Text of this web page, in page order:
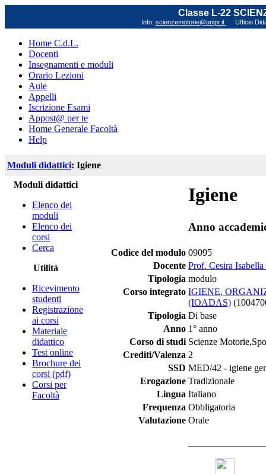
Classe L-22
Info: scienzemotorie@unipr.it Ufficio
Home C.d.L.
Docenti
Insegnamenti e moduli
Orario Lezioni
Aule
Appelli
Iscrizione Esami
Appost@ per te
Home Generale Facoltà
Help
Moduli didattici: Igiene
Moduli didattici
Elenco dei
moduli
Elenco dei
corsi
Cerca
Utilità
Ricevimento
studenti
Registrazione
ai corsi
Materiale
didattico
Test online
Brochure dei
corsi (pdf)
Corsi per
Facoltà
Igiene
Anno
Codice del modulo 09095
Docente Prof. Cesira
Tipologia modulo
Corso integrato IGIENE,
(IOADAS)
Tipologia Di base
Anno 1° anno
Corso di studi Scienze
Crediti/Valenza 2
SSD MED/42 - igiene
Erogazione Tradizionale
Lingua Italiano
Frequenza Obbligatoria
Valutazione Orale